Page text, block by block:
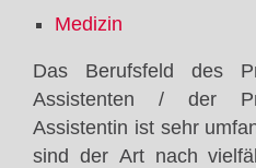
Medizin
Das Berufsfeld des
Assistenten / der
Assistentin ist sehr
sind der Art nach